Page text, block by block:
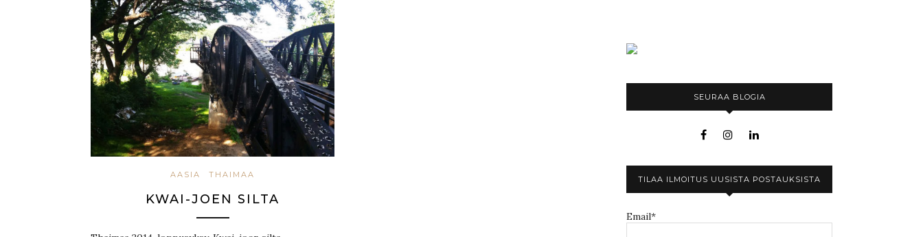
AASIA THAIMAA
KWAI-JOEN SILTA
SEURAA BLOGIA
TILAA ILMOITUS UUSISTA POSTAUKSISTA
Email*